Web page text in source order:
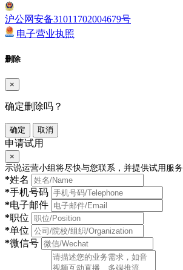
沪公网安备31011702004679号
电子营业执照
删除
×
确定删除吗？
确定 取消
申请试用
×
示说运营小组将尽快与您联系，并提供试用服务
*姓名
*手机号码
*电子邮件
*职位
*单位
*微信号